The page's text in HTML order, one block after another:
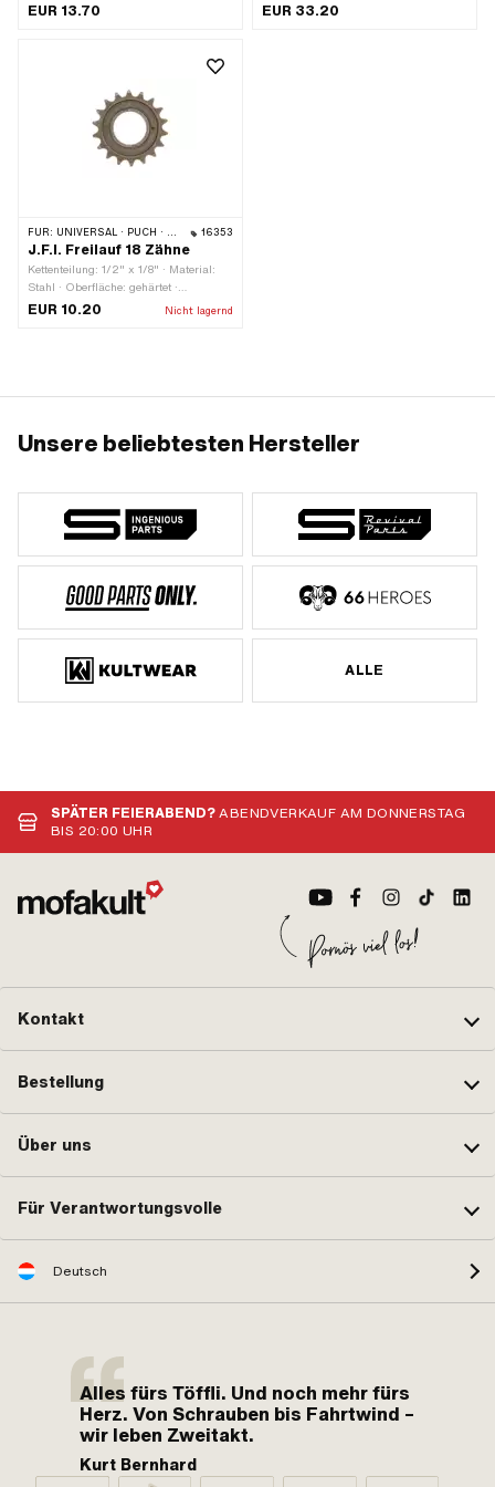
EUR 13.70
(blau) · Gewindeart: FG34.8 (1.37"
EUR 33.20
FÜR: UNIVERSAL · PUCH · SACHS · PIAGGIO 16353
J.F.I. Freilauf 18 Zähne
Kettenteilung: 1/2" x 1/8" · Material:
Stahl · Oberfläche: gehärtet ·
Gewindeart: FG34.8 (1.37" 24G) ·
EUR 10.20 Nicht lagernd
Unsere beliebtesten Hersteller
ALLE
SPÄTER FEIERABEND?ABENDVERKAUF AM DONNERSTAG
BIS 20:00 UHR
Kontakt
Bestellung
Über uns
Für Verantwortungsvolle
Deutsch
Alles fürs Töffli. Und noch mehr fürs
Herz. Von Schrauben bis Fahrtwind –
wir leben Zweitakt.
Kurt Bernhard